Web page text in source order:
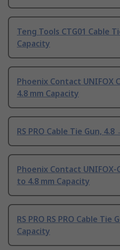
Teng Tools CTG01 Cable
Capacity
Phoenix Contact UNIFOX
4.8 mm Capacity
RS PRO Cable Tie Gun,
Phoenix Contact UNIFOX-
to 4.8 mm Capacity
RS PRO RS PRO Cable Tie
Capacity